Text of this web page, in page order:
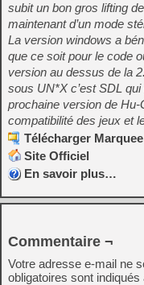
subit un bon gros lifting
maintenant d’un mode
La version windows a
que ce soit pour le code
version au dessus de la
sous UN*X c’est SDL
prochaine version de
compatibilité des jeux et
Télécharger
Site Officiel
En savoir plus…
Commentaire ¬
Votre adresse e-mail ne
obligatoires sont indiqués